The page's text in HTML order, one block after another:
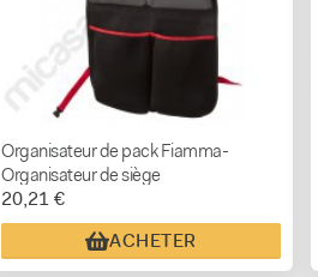
Organisateur de pack Fiamma-
Organisateur de siège
20,21 €
ACHETER